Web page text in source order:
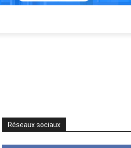
Réseaux sociaux